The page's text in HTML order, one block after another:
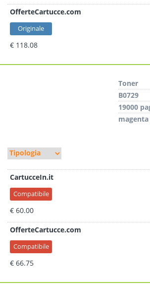
OfferteCartucce.com
Originale
€ 118.08
Toner
B0729
19000
magenta
CartucceIn.it
Compatibile
€ 60.00
OfferteCartucce.com
Compatibile
€ 66.75